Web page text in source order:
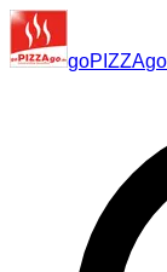
goPIZZAgo